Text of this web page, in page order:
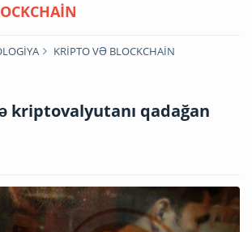
KRİPTO VƏ BLOCKCHAİN
kriptovalyutanı qadağan